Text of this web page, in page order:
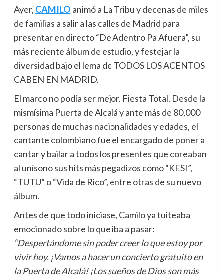
Ayer, CAMILO animó a La Tribu y decenas de miles
de familias a salir a las calles de Madrid para
presentar en directo “De Adentro Pa Afuera”, su
más reciente álbum de estudio, y festejar la
diversidad bajo el lema de TODOS LOS ACENTOS
CABEN EN MADRID.
El marco no podía ser mejor. Fiesta Total. Desde la
mismísima Puerta de Alcalá y ante más de 80,000
personas de muchas nacionalidades y edades, el
cantante colombiano fue el encargado de poner a
cantar y bailar a todos los presentes que coreaban
al unísono sus hits más pegadizos como “KESI”,
“TUTU” o “Vida de Rico”, entre otras de su nuevo
álbum.
Antes de que todo iniciase, Camiloya tuiteaba
emocionado sobre lo que iba a pasar:
“Despertándome sin poder creer lo que estoy por
vivir hoy. ¡Vamos a hacer un concierto gratuito en
la Puerta de Alcalá! ¡Los sueños de Dios son más